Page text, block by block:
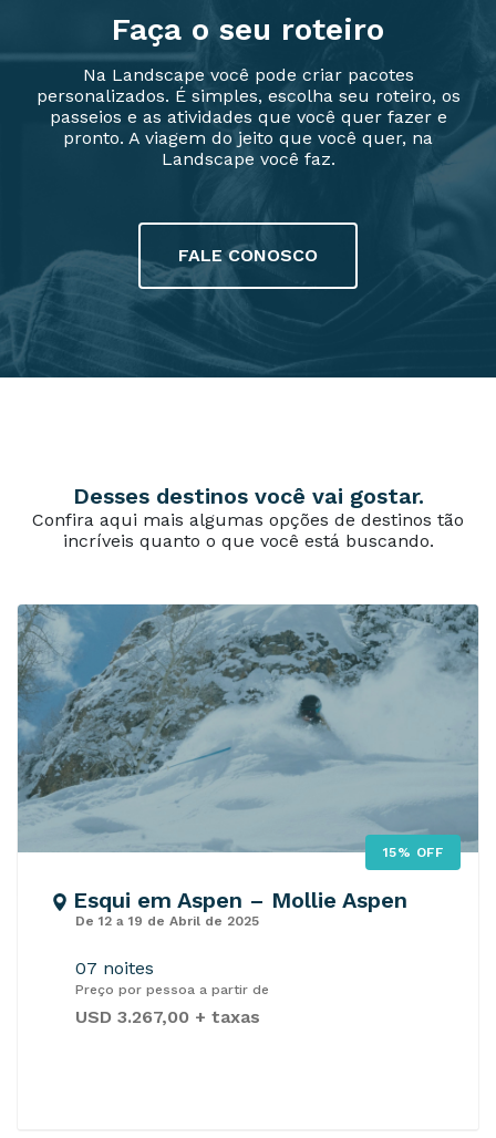
Faça o seu roteiro
Na Landscape você pode criar pacotes
personalizados. É simples, escolha seu roteiro, os
passeios e as atividades que você quer fazer e
pronto. A viagem do jeito que você quer, na
Landscape você faz.
FALE CONOSCO
Desses destinos você vai gostar.
Confira aqui mais algumas opções de destinos tão
incríveis quanto o que você está buscando.
15% OFF
Esqui em Aspen – Mollie Aspen
De 12 a 19 de Abril de 2025
07 noites
Preço por pessoa a partir de
USD 3.267,00 + taxas